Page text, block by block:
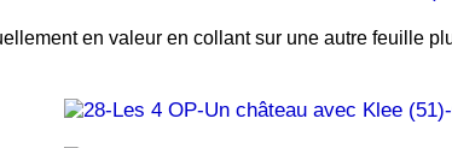
en valeur en collant sur une autre feuille